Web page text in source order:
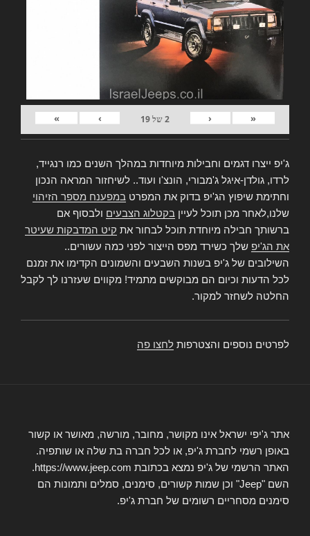
«
‹
2של19
›
»
ג'יפ ייצרו דגמים וחבילות מיוחדות במהלך השנים כמו רנגייד,
לרדו, גולדן-איגל ג'מבורי, הונצ'ו ועוד.. לשיחזור המראה הנכון
וחתימת שיפוץ הג'יפ בדוק את המפרט במפענח מספר הזיהוי
שלנו,לאחר מכן תוכל לעיין בקטלוג הצבעים ולבסוף אם
ברשותך חבילה מיוחדת תוכל לבחור את קיט המדבקות שעיטר
את הג'יפ שלך כשירד מפס הייצור לפני כמה עשורים..
השילובים של ג'יפ בשנות השבעים והשמונים הקדימו את זמנם
לכל הדעות וכיום הם מבוקשים מתמיד! מקווים שעזרנו לך לקבל
החלטה לשחזר למקור.
לפרטים נוספים והצטרפות לחצו פה
אתר ג'יפי ישראל אינו מקושר, מחובר, מורשה, מאושר או קשור
באופן רשמי לחברת ג'יפ, או לכל חברה בת שלה או שותפיה.
האתר הרשמי של ג'יפ נמצא בכתובת https://www.jeep.com.
השם "Jeep" וכן שמות קשורים, סימנים, סמלים ותמונות הם
סימנים מסחריים רשומים של חברת ג'יפ.